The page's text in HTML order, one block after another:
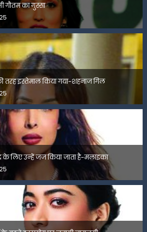
गौतम का गुस्सा
तरह इस्तेमाल किया गया-शहनाज गिल
लिए उन्हें जज किया जाता है-मलाइका